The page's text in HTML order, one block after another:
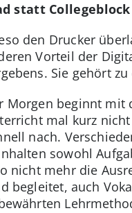
statt Collegeblock
den Drucker
Vorteil der
Sie gehört
Morgen beginnt mit
mal kurz
nach.
sowohl
nicht mehr die
begleitet, auch